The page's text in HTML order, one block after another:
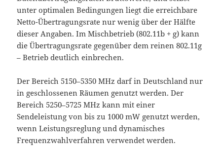
unter optimalen Bedingungen liegt die erreichbare
Netto-Übertragungsrate nur wenig über der Hälfte
dieser Angaben. Im Mischbetrieb (802.11b + g) kann
die Übertragungsrate gegenüber dem reinen 802.11g
– Betrieb deutlich einbrechen.
Der Bereich 5150–5350 MHz darf in Deutschland nur
in geschlossenen Räumen genutzt werden. Der
Bereich 5250–5725 MHz kann mit einer
Sendeleistung von bis zu 1000 mW genutzt werden,
wenn Leistungsreglung und dynamisches
Frequenzwahlverfahren verwendet werden.